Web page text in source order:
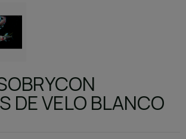
DE VELO BLANCO